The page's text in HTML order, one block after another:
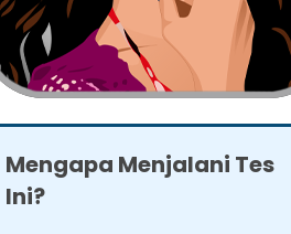
Mengapa Menjalani Tes
Ini?